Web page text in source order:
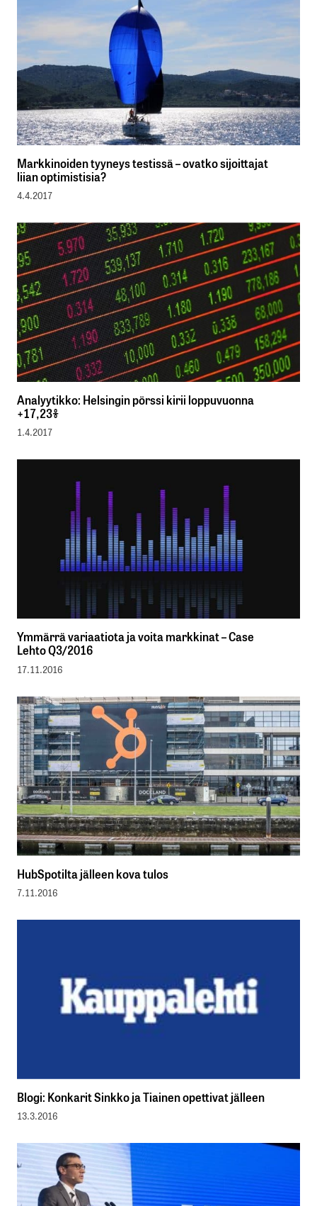
Markkinoiden tyyneys testissä – ovatko sijoittajat
liian optimistisia?
4.4.2017
Analyytikko: Helsingin pörssi kirii loppuvuonna
+17,23%
1.4.2017
Ymmärrä variaatiota ja voita markkinat – Case
Lehto Q3/2016
17.11.2016
HubSpotilta jälleen kova tulos
7.11.2016
Blogi: Konkarit Sinkko ja Tiainen opettivat jälleen
13.3.2016